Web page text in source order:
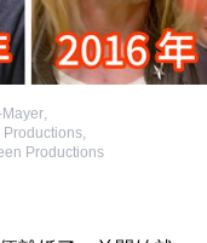
,
Productions
Productions